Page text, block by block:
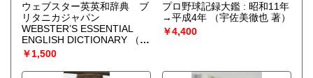
ウェブスター英英和辞典 ブ
リタニカジャパン
WEBSTER’S ESSENTIAL
ENGLISH DICTIONARY
（小
川芳男・斉藤次郎・他編）
￥1,500
プロ野球記録大鑑 : 昭和11年
→平成4年
（宇佐美徹也 著）
￥4,400